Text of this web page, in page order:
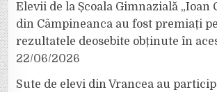
Elevii de la Școala Gimnazială „Ioan
din Câmpineanca au fost premiați
rezultatele deosebite obținute în
22/06/2026
Sute de elevi din Vrancea au